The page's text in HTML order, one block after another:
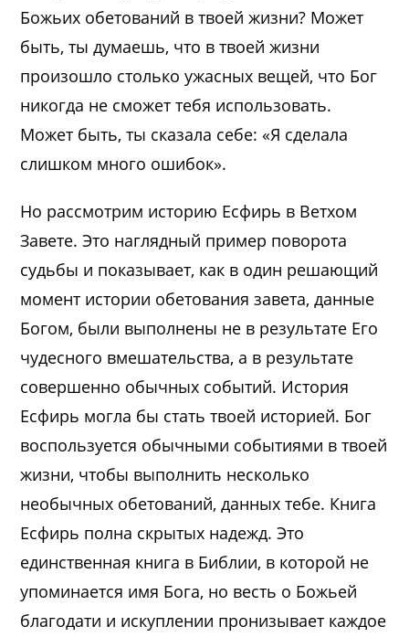
Божьих обетований в твоей жизни? Может
быть, ты думаешь, что в твоей жизни
произошло столько ужасных вещей, что Бог
никогда не сможет тебя использовать.
Может быть, ты сказала себе: «Я сделала
слишком много ошибок».
Но рассмотрим историю Есфирь в Ветхом
Завете. Это наглядный пример поворота
судьбы и показывает, как в один решающий
момент истории обетования завета, данные
Богом, были выполнены не в результате Его
чудесного вмешательства, а в результате
совершенно обычных событий. История
Есфирь могла бы стать твоей историей. Бог
воспользуется обычными событиями в твоей
жизни, чтобы выполнить несколько
необычных обетований, данных тебе. Книга
Есфирь полна скрытых надежд. Это
единственная книга в Библии, в которой не
упоминается имя Бога, но весть о Божьей
благодати и искуплении пронизывает каждое